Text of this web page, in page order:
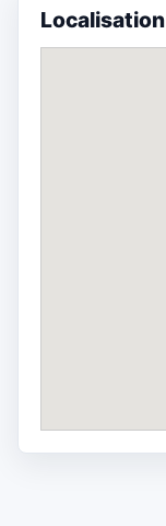
Localisation